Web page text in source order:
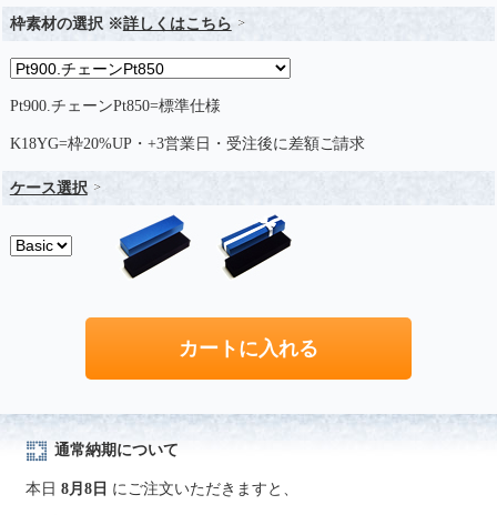
枠素材の選択 ※詳しくはこちら
Pt900.チェーンPt850=標準仕様
K18YG=枠20%UP・+3営業日・受注後に差額ご請求
ケース選択
通常納期について
本日 8月8日 にご注文いただきますと、